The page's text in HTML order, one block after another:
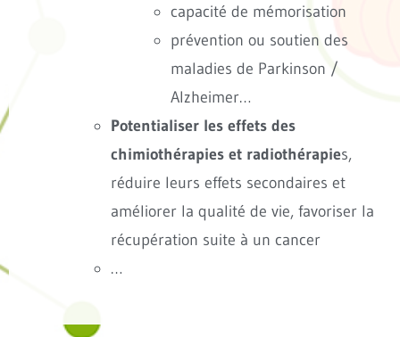
capacité de mémorisation
prévention ou soutien des
maladies de Parkinson /
Alzheimer…
Potentialiser les effets des
chimiothérapies et radiothérapies,
réduire leurs effets secondaires et
améliorer la qualité de vie, favoriser la
récupération suite à un cancer
…